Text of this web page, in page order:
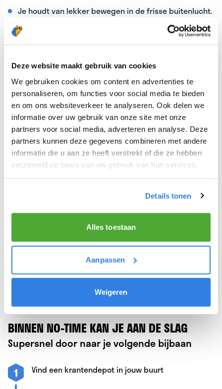
Deze website maakt gebruik van cookies
We gebruiken cookies om content en advertenties te
personaliseren, om functies voor social media te bieden
en om ons websiteverkeer te analyseren. Ook delen we
informatie over uw gebruik van onze site met onze
partners voor social media, adverteren en analyse. Deze
partners kunnen deze gegevens combineren met andere
informatie die u aan ze heeft verstrekt of die ze hebben
verzameld op basis van uw gebruik van hun services.
Details tonen
Alles toestaan
Aanpassen
Weigeren
Je houdt van lekker bewegen in de frisse buitenlucht.
Je houdt vooral van fijn werk dat lekker bijverdient!
Je wordt blij van het bezorgen van het laatste nieuws.
Je bent minimaal 15 jaar.
DIT KUNNEN WIJ JOU BIEDEN:
Als bezorger heb je toegang tot leuke (win)acties!
Daarnaast ontvang je ook een gratis regenpak én
een gratis krant naar keuze! Is het krantenvak
echt voor jou weggelegd? Dan zijn er altijd
doorgroeimogelijkheden.
Kan jij niet wachten om aan de slag te gaan als
krantenbezorger? Meld je aan via onderstaande
Aanmelden als bezorger
BINNEN NO-TIME KAN JE AAN DE SLAG
Supersnel door naar je volgende bijbaan
1
Vind een krantendepot in jouw buurt